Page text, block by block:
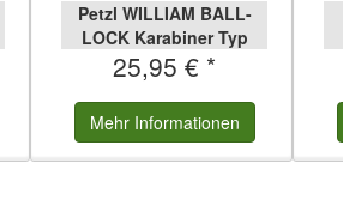
Petzl WILLIAM BALL-
LOCK Karabiner Typ
B/H/K
25,95 € *
MehrInformationen